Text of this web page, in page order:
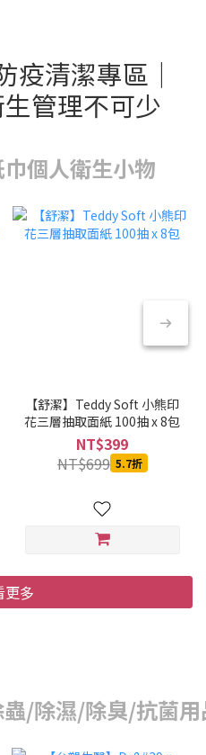
疫清潔專區｜
管理不可少
個人衛生小物
【舒潔】Teddy Soft 小熊印
花三層抽取面紙 100抽 x 8包
NT$399
NT$699 5.7折
更多
/除濕/除臭/抗菌用